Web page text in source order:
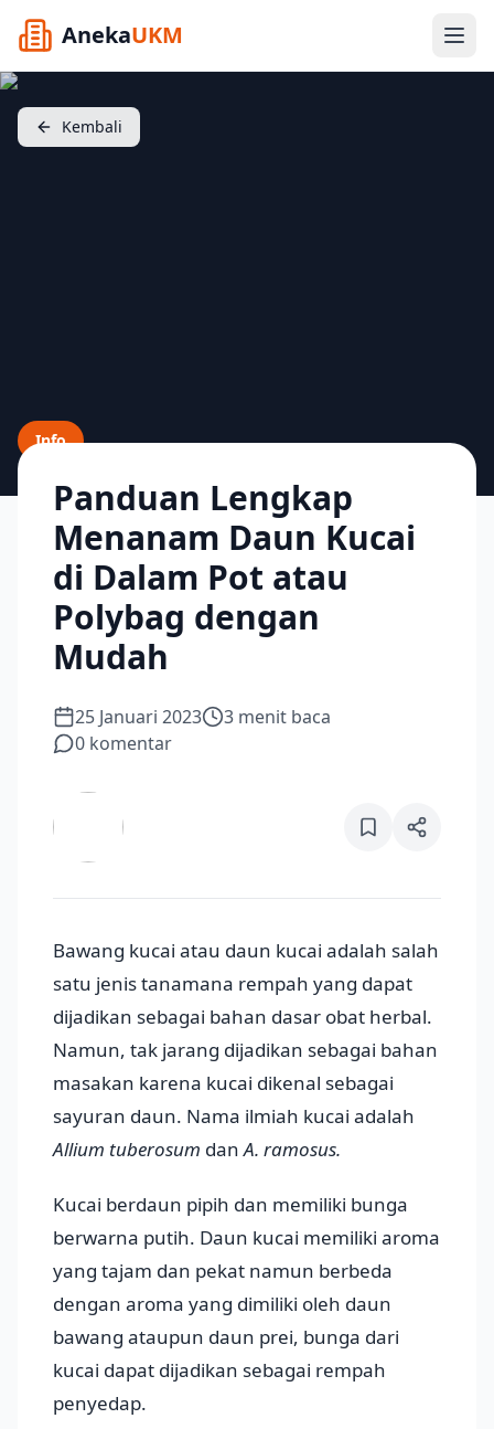
AnekaUKM
Kembali
Info
Panduan Lengkap
Menanam Daun Kucai
di Dalam Pot atau
Polybag dengan
Mudah
25 Januari 2023 3 menit baca
0 komentar
Bawang kucai atau daun kucai adalah salah
satu jenis tanamana rempah yang dapat
dijadikan sebagai bahan dasar obat herbal.
Namun, tak jarang dijadikan sebagai bahan
masakan karena kucai dikenal sebagai
sayuran daun. Nama ilmiah kucai adalah
Allium tuberosum danA. ramosus.
Kucai berdaun pipih dan memiliki bunga
berwarna putih. Daun kucai memiliki aroma
yang tajam dan pekat namun berbeda
dengan aroma yang dimiliki oleh daun
bawang ataupun daun prei, bunga dari
kucai dapat dijadikan sebagai rempah
penyedap.